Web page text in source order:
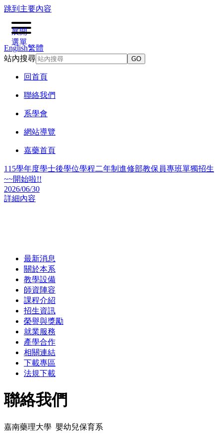
跳到主要內容
展開
選單
English繁體
站內搜尋
GO
回首頁
聯絡我們
系學會
網站導覽
嘉藥首頁
115學年度學士後學位學程二年制進修部教保員專班單獨招生
~~開始啦!!
2026/06/30
詳細內容
最新消息
關於本系
教學設備
師資陣容
課程介紹
招生資訊
榮譽與獎勵
就業服務
產學合作
相關連結
下載專區
法規下載
聯絡我們
嘉南藥理大學 嬰幼兒保育系